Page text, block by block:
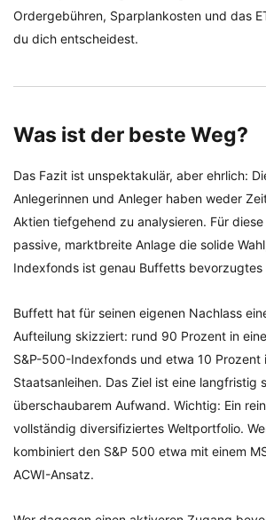
Ordergebühren, Sparplankosten und das
du dich entscheidest.
Was ist der beste Weg?
Das Fazit ist unspektakulär, aber ehrlich:
Anlegerinnen und Anleger haben weder
Aktien tiefgehend zu analysieren. Für
passive, marktbreite Anlage die solide
Indexfonds ist genau Buffetts bevorzugtes
Buffett hat für seinen eigenen Nachlass
Aufteilung skizziert: rund 90 Prozent in
S&P-500-Indexfonds und etwa 10 Prozent
Staatsanleihen. Das Ziel ist eine langfristig
überschaubarem Aufwand. Wichtig: Ein
vollständig diversifiziertes Weltportfolio.
kombiniert den S&P 500 etwa mit einem
ACWI-Ansatz.